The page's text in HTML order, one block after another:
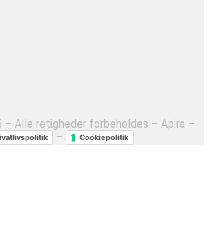
– Alle retigheder forbeholdes – Apira –
– Cookiepolitik